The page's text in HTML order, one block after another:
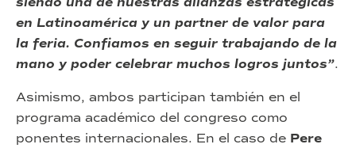
en Latinoamérica y un partner de valor para
la feria. Confiamos en seguir trabajando de la
mano y poder celebrar muchos logros juntos”.
Asimismo, ambos participan también en el
programa académico del congreso como
ponentes internacionales. En el caso de Pere